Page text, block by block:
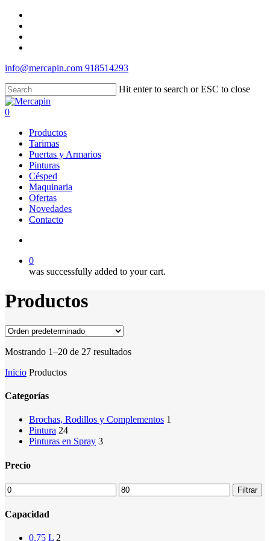
Skip
main
content
info@mercapin.com 918514293
Hit enter to search or ESC to close
Close
Search
account
0
Productos
Tarimas
Puertas y Armarios
Pinturas
Césped
Maquinaria
Ofertas
Novedades
Contacto
0
was successfully added to your cart.
Productos
Mostrando 1–20 de 27 resultados
Inicio Productos
Categorías
Brochas, Rodillos y Complementos 1
Pintura 24
Pinturas en Spray 3
Precio
Precio
mínimo
Precio
máximo
Filtrar
Capacidad
0,75 L 2